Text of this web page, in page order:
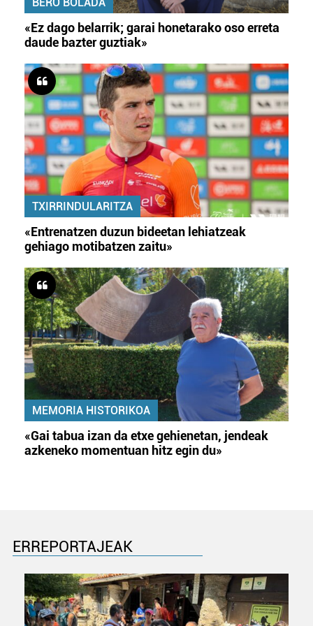
«Ez dago belarrik; garai honetarako oso erreta
daude bazter guztiak»
TXIRRINDULARITZA
«Entrenatzen duzun bideetan lehiatzeak
gehiago motibatzen zaitu»
MEMORIA HISTORIKOA
«Gai tabua izan da etxe gehienetan, jendeak
azkeneko momentuan hitz egin du»
ERREPORTAJEAK